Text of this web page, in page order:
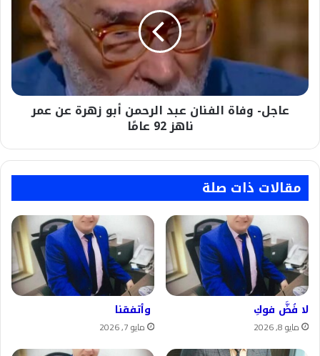
عن
عمر
عاجل- وفاة الفنان عبد الرحمن أبو زهرة عن عمر
ناهز 92 عامًا
مقالات ذات صلة
لا فُضَّ فوكِ
مايو 8, 2026
وأتفقنا
مايو 7, 2026